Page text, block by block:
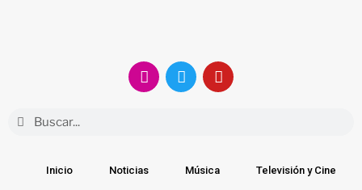
Inicio Noticias Música Televisión y Cine